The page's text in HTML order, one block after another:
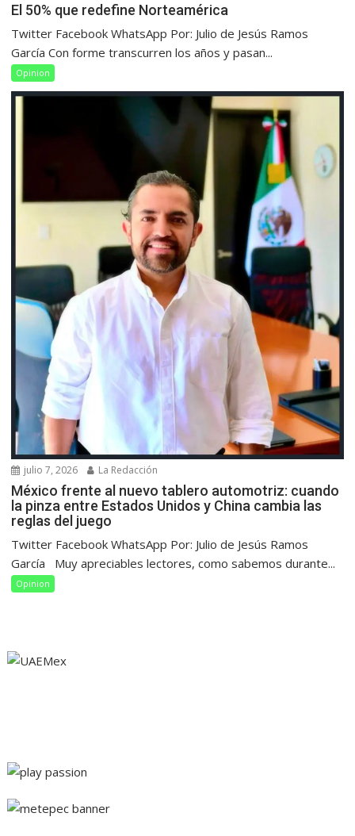
El 50% que redefine Norteamérica
Twitter Facebook WhatsApp Por: Julio de Jesús Ramos
García Con forme transcurren los años y pasan...
Opinion
julio 7, 2026 La Redacción
México frente al nuevo tablero automotriz: cuando
la pinza entre Estados Unidos y China cambia las
reglas del juego
Twitter Facebook WhatsApp Por: Julio de Jesús Ramos
García Muy apreciables lectores, como sabemos durante...
Opinion